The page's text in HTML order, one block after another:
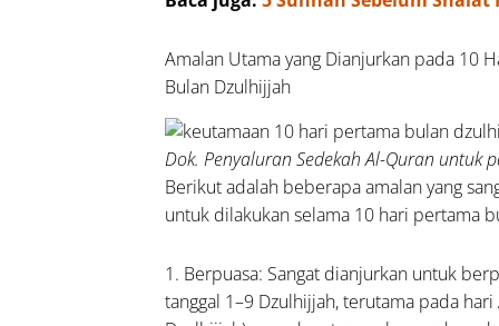
Amalan Utama yang Dianjurkan pada 10
Bulan Dzulhijjah
Dok. Penyaluran Sedekah Al-Quran untuk
Berikut adalah beberapa amalan yang
untuk dilakukan selama 10 hari pertama
1. Berpuasa: Sangat dianjurkan untuk
tanggal 1–9 Dzulhijjah, terutama pada hari